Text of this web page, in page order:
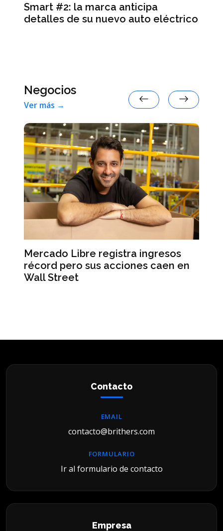
Smart #2: la marca anticipa
detalles de su nuevo auto eléctrico
Negocios
Ver más →
Mercado Libre registra ingresos
récord pero sus acciones caen en
Wall Street
Contacto
EMAIL
contacto@brithers.com
FORMULARIO
Ir al formulario de contacto
Empresa